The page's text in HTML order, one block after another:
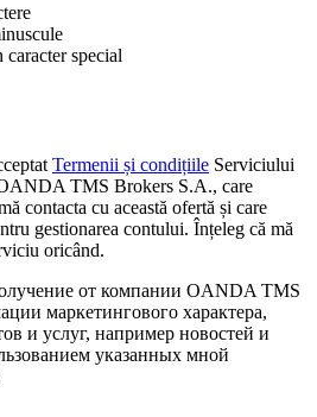
special
Termenii și condițiile Serviciului
TMS Brokers S.A., care
contacta cu această ofertă și care
gestionarea contului. Înțeleg că mă
oricând.
от компании OANDA TMS
маркетингового характера,
и услуг, например новостей и
указанных мной